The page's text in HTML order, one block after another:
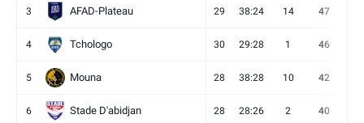
3 AFAD-Plateau 29 38:24 14 47
4 Tchologo 30 29:28 1 46
5 Mouna 28 38:28 10 42
6 Stade D'abidjan 28 28:26 2 40